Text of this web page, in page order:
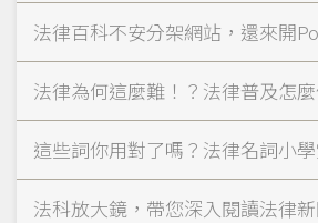
法律百科不安分架網站，還來開
法律為何這麼難！？法律普及怎麼
這些詞你用對了嗎？法律名詞小學
法科放大鏡，帶您深入閱讀法律